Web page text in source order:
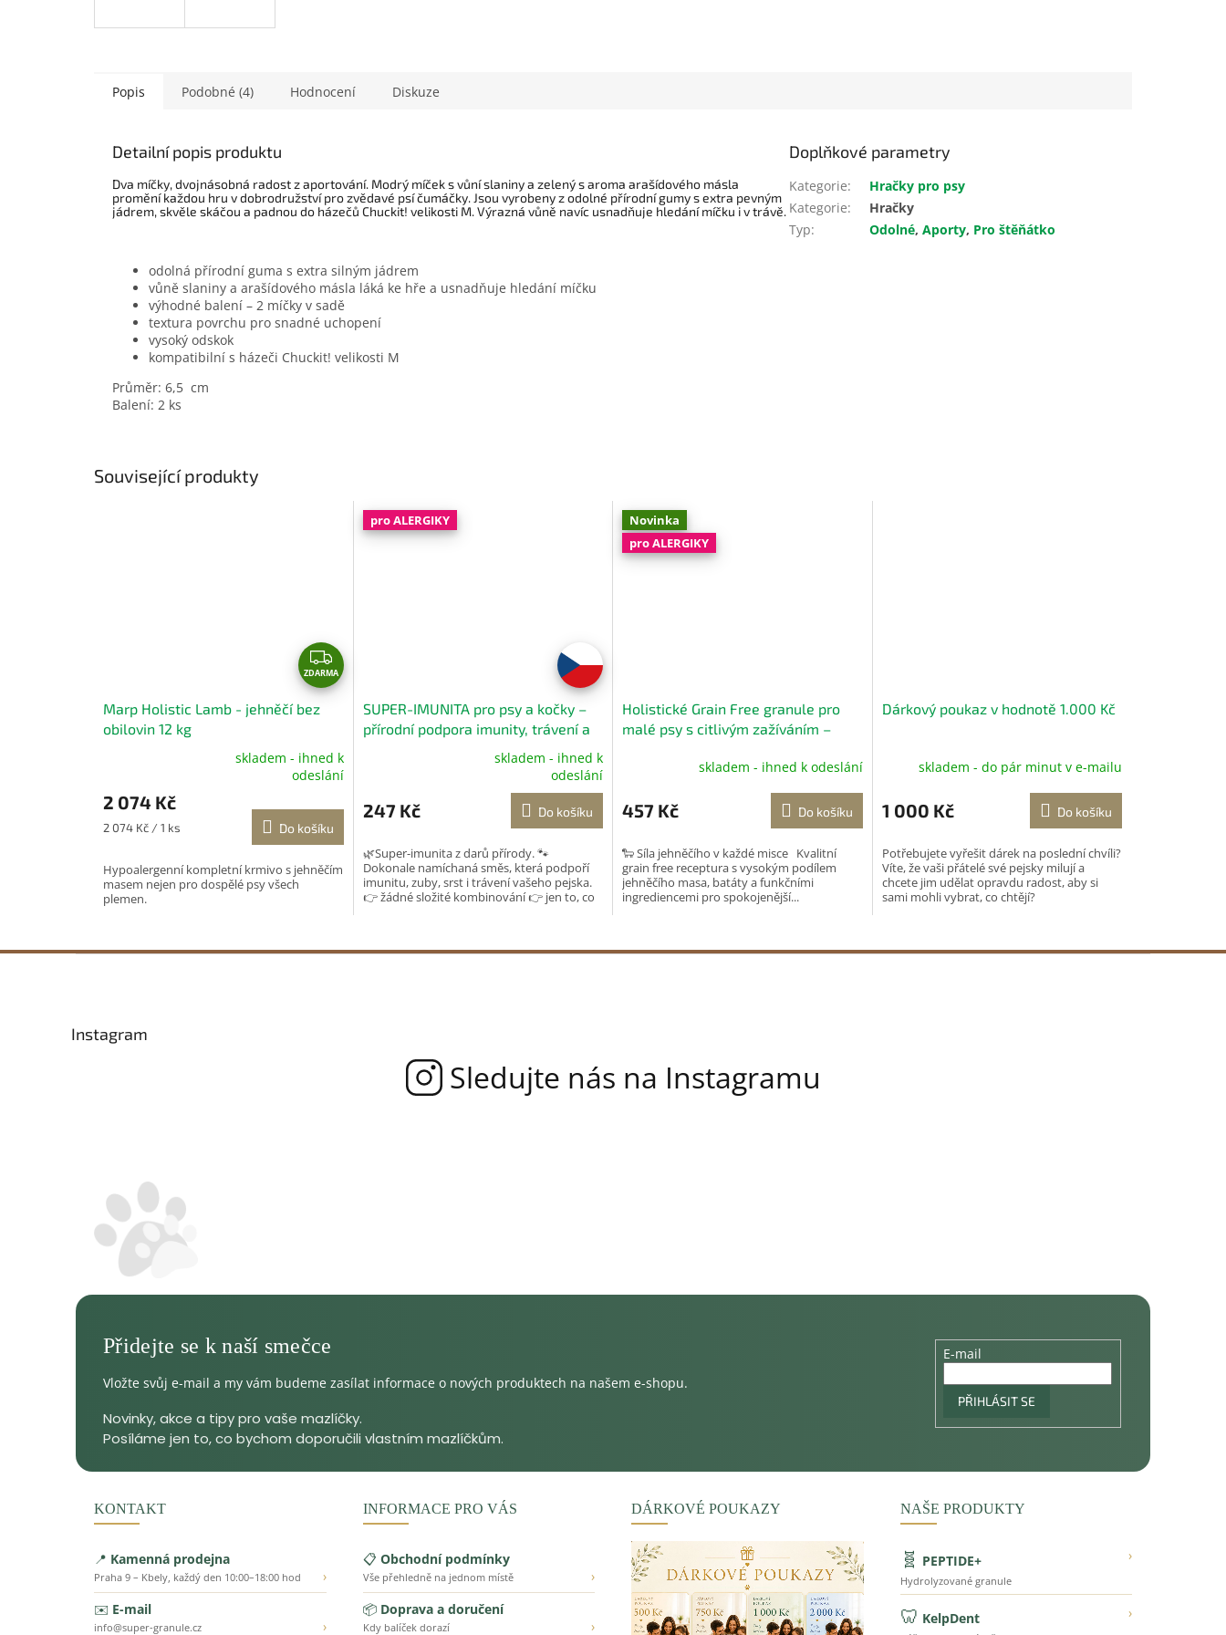
Popis Podobné (4) Hodnocení Diskuze
Detailní popis produktu
Dva míčky, dvojnásobná radost z aportování. Modrý míček s vůní slaniny a zelený s aroma arašídového másla
promění každou hru v dobrodružství pro zvědavé psí čumáčky. Jsou vyrobeny z odolné přírodní gumy s extra pevným
jádrem, skvěle skáčou a padnou do házečů Chuckit! velikosti M. Výrazná vůně navíc usnadňuje hledání míčku i v trávě.
odolná přírodní guma s extra silným jádrem
vůně slaniny a arašídového másla láká ke hře a usnadňuje hledání míčku
výhodné balení – 2 míčky v sadě
textura povrchu pro snadné uchopení
vysoký odskok
kompatibilní s házeči Chuckit! velikosti M
Průměr: 6,5 cm
Balení: 2 ks
Doplňkové parametry
Kategorie:
Hračky pro psy
Kategorie:
Hračky
Typ: Odolné,Aporty, Pro štěňátko
Související produkty
Z
D
A
A
ZDARMA
Marp Holistic Lamb - jehněčí bez
obilovin 12 kg
produktu
je
5
hvězdiček.
skladem - ihned k
odeslání
2 074 Kč
Měrná
2 074 Kč / 1 ks Do košíku
Hypoalergenní kompletní krmivo s jehněčím
masem nejen pro dospělé psy všech
plemen.
pro ALERGIKY
SUPER-IMUNITA pro psy a kočky –
přírodní podpora imunity, trávení a
produktu
je
z
5
hvězdiček.
skladem - ihned k
odeslání
247 Kč Do košíku
🌿Super-imunita z darů přírody. 🐾
Dokonale namíchaná směs, která podpoří
imunitu, zuby, srst i trávení vašeho pejska.
👉 žádné složité kombinování 👉 jen to, co
Novinka
pro ALERGIKY
Holistické Grain Free granule pro
malé psy s citlivým zažíváním –
Kompletní bezobilné krmivo pro
skladem - ihned k odeslání
457 Kč Do košíku
🐑 Síla jehněčího v každé misce Kvalitní
grain free receptura s vysokým podílem
jehněčího masa, batáty a funkčními
ingrediencemi pro spokojenější...
Dárkový poukaz v hodnotě 1.000 Kč
skladem - do pár minut v e-mailu
1 000 Kč Do košíku
Potřebujete vyřešit dárek na poslední chvíli?
Víte, že vaši přátelé své pejsky milují a
chcete jim udělat opravdu radost, aby si
sami mohli vybrat, co chtějí?
Instagram
Vložte svůj e-mail a my vám budeme zasílat informace o nových produktech na našem e-shopu.
E-mail
PŘIHLÁSIT SE
KONTAKT
📍 Kamenná prodejna
Praha 9 – Kbely, každý den 10:00–18:00 hod
›
✉️ E-mail
info@super-granule.cz ›
INFORMACE PRO VÁS
📋 Obchodní podmínky
Vše přehledně na jednom místě
›
📦 Doprava a doručení
Kdy balíček dorazí ›
DÁRKOVÉ POUKAZY NAŠE PRODUKTY
🧬 PEPTIDE+ ›
Hydrolyzované granule
🦷 KelpDent ›